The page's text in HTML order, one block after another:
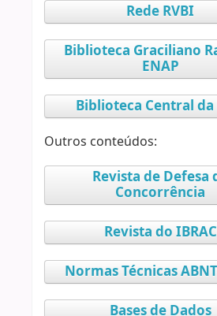
Rede RVBI
Biblioteca Graciliano
ENAP
Biblioteca Central da
Outros conteúdos:
Revista de Defesa
Concorrência
Revista do IBRAC
Normas Técnicas
Bases de Dados